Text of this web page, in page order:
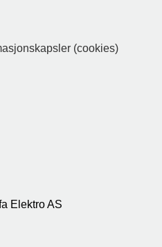
(cookies)
Elektro AS